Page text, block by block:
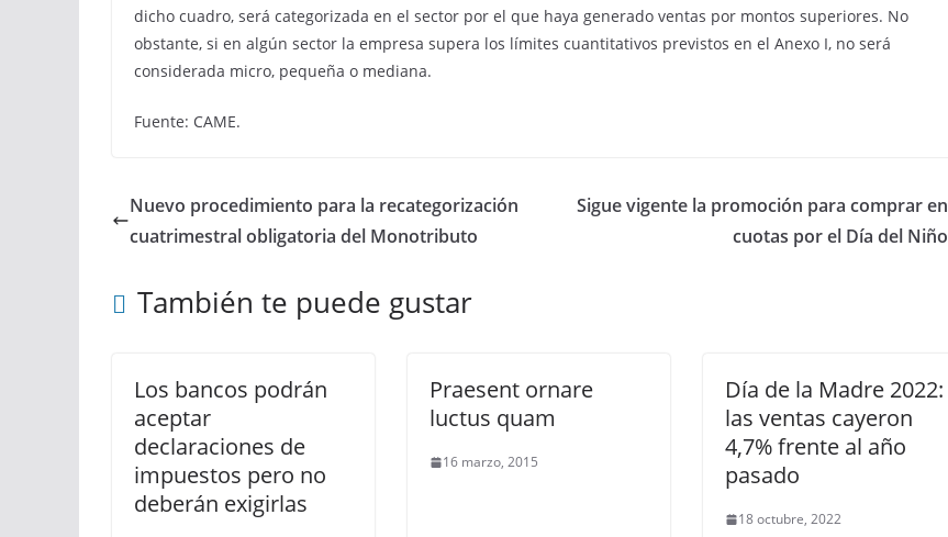
dicho cuadro, será categorizada en el sector por el que haya generado ventas por montos superiores. No
obstante, si en algún sector la empresa supera los límites cuantitativos previstos en el Anexo I, no será
considerada micro, pequeña o mediana.
Fuente: CAME.
Nuevo procedimiento para la recategorización
cuatrimestral obligatoria del Monotributo
Sigue vigente la promoción para comprar en
cuotas por el Día del Niño
También te puede gustar
Los bancos podrán
aceptar
declaraciones de
impuestos pero no
deberán exigirlas
Praesent ornare
luctus quam
16 marzo, 2015
Día de la Madre 2022:
las ventas cayeron
4,7% frente al año
pasado
18 octubre, 2022